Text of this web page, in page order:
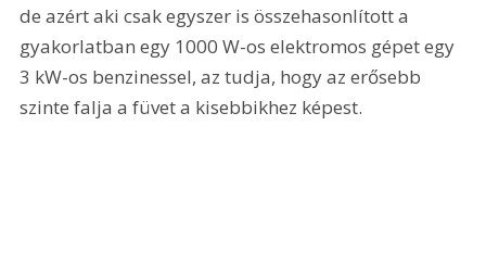
de azért aki csak egyszer is összehasonlított a
gyakorlatban egy 1000 W-os elektromos gépet egy
3 kW-os benzinessel, az tudja, hogy az erősebb
szinte falja a füvet a kisebbikhez képest.